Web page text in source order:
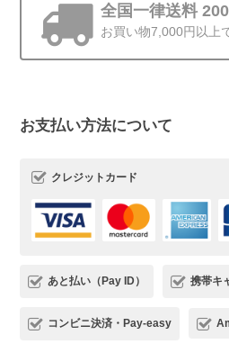
他にはあまりない、石ころモチーフ、
この度は、Rolo.
ただけましたら
いただけること
ります。
全国一律送料
お買い物7,000円以上
お支払い方法について
クレジットカード
あと払い（Pay ID） 携帯キ
コンビニ決済・Pay-easy